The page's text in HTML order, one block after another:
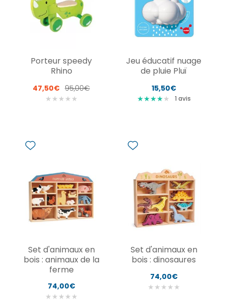
Porteur speedy
Rhino
47,50€ 95,00€
★ ★ ★ ★ ★
Jeu éducatif nuage
de pluie Pluï
15,50€
★★★★
★★★★★ 1 avis
Set d'animaux en
bois : animaux de la
ferme
74,00€
★ ★ ★ ★ ★
Set d'animaux en
bois : dinosaures
74,00€
★ ★ ★ ★ ★